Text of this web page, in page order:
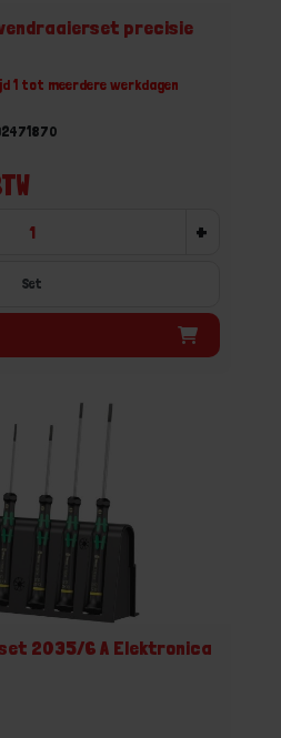
precisie
1 tot meerdere werkdagen
+
Set
2035/6 A Elektronica